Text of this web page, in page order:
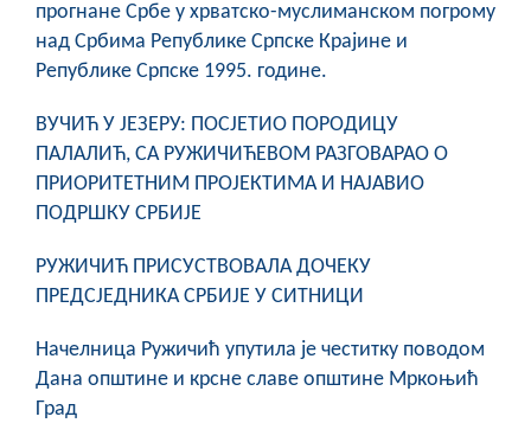
прогнане Србе у хрватско-муслиманском погрому
над Србима Републике Српске Крајине и
Републике Српске 1995. године.
ВУЧИЋ У ЈЕЗЕРУ: ПОСЈЕТИО ПОРОДИЦУ
ПАЛАЛИЋ, СА РУЖИЧИЋЕВОМ РАЗГОВАРАО О
ПРИОРИТЕТНИМ ПРОЈЕКТИМА И НАЈАВИО
ПОДРШКУ СРБИЈЕ
РУЖИЧИЋ ПРИСУСТВОВАЛА ДОЧЕКУ
ПРЕДСЈЕДНИКА СРБИЈЕ У СИТНИЦИ
Начелница Ружичић упутила је честитку поводом
Дана општине и крсне славе општине Мркоњић
Град